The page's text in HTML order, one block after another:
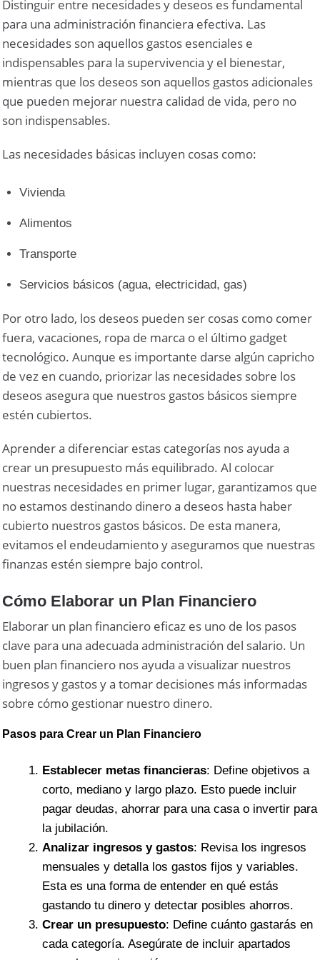
Distinguir entre necesidades y deseos es fundamental
para una administración financiera efectiva. Las
necesidades son aquellos gastos esenciales e
indispensables para la supervivencia y el bienestar,
mientras que los deseos son aquellos gastos adicionales
que pueden mejorar nuestra calidad de vida, pero no
son indispensables.
Las necesidades básicas incluyen cosas como:
Vivienda
Alimentos
Transporte
Servicios básicos (agua, electricidad, gas)
Por otro lado, los deseos pueden ser cosas como comer
fuera, vacaciones, ropa de marca o el último gadget
tecnológico. Aunque es importante darse algún capricho
de vez en cuando, priorizar las necesidades sobre los
deseos asegura que nuestros gastos básicos siempre
estén cubiertos.
Aprender a diferenciar estas categorías nos ayuda a
crear un presupuesto más equilibrado. Al colocar
nuestras necesidades en primer lugar, garantizamos que
no estamos destinando dinero a deseos hasta haber
cubierto nuestros gastos básicos. De esta manera,
evitamos el endeudamiento y aseguramos que nuestras
finanzas estén siempre bajo control.
Cómo Elaborar un Plan Financiero
Elaborar un plan financiero eficaz es uno de los pasos
clave para una adecuada administración del salario. Un
buen plan financiero nos ayuda a visualizar nuestros
ingresos y gastos y a tomar decisiones más informadas
sobre cómo gestionar nuestro dinero.
Pasos para Crear un Plan Financiero
Establecer metas financieras: Define objetivos a
corto, mediano y largo plazo. Esto puede incluir
pagar deudas, ahorrar para una casa o invertir para
la jubilación.
Analizar ingresos y gastos: Revisa los ingresos
mensuales y detalla los gastos fijos y variables.
Esta es una forma de entender en qué estás
gastando tu dinero y detectar posibles ahorros.
Crear un presupuesto: Define cuánto gastarás en
cada categoría. Asegúrate de incluir apartados